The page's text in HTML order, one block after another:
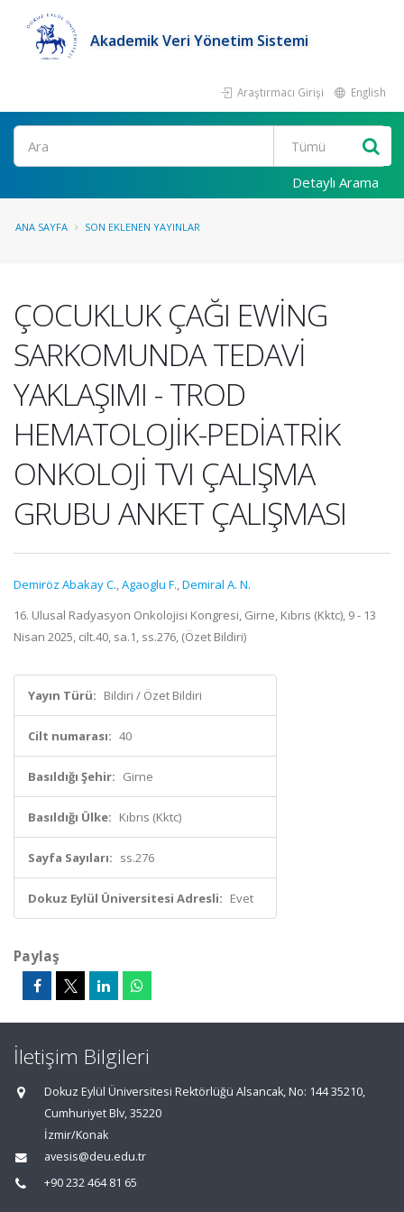
Akademik Veri Yönetim Sistemi
Araştırmacı Girişi English
Ara
Detaylı Arama
ANA SAYFA SON EKLENEN YAYINLAR
ÇOCUKLUK ÇAĞI EWİNG
SARKOMUNDA TEDAVİ
YAKLAŞIMI - TROD
HEMATOLOJİK-PEDİATRİK
ONKOLOJİ TVI ÇALIŞMA
GRUBU ANKET ÇALIŞMASI
Demiröz Abakay C.,Agaoglu F.,Demiral A. N.
16. Ulusal Radyasyon Onkolojisi Kongresi, Girne, Kıbrıs (Kktc), 9 - 13
Nisan 2025, cilt.40, sa.1, ss.276, (Özet Bildiri)
Yayın Türü: Bildiri / Özet Bildiri
Cilt numarası: 40
Basıldığı Şehir: Girne
Basıldığı Ülke: Kıbrıs (Kktc)
Sayfa Sayıları: ss.276
Dokuz Eylül Üniversitesi Adresli: Evet
Paylaş
İletişim Bilgileri
Dokuz Eylül Üniversitesi Rektörlüğü Alsancak, No: 144 35210,
Cumhuriyet Blv, 35220
İzmir/Konak
avesis@deu.edu.tr
+90 232 464 81 65